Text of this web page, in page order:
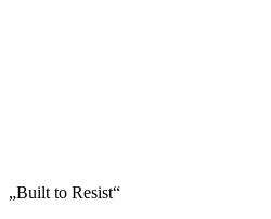
„Built to Resist“